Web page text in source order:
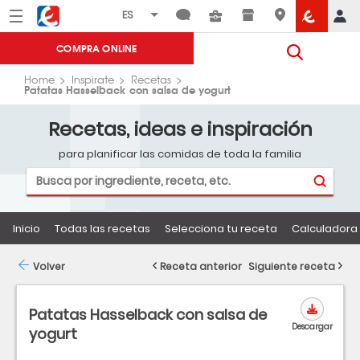
Menú Eroski
COMPRA ONLINE
Home Inspirate Recetas
Patatas Hasselback con salsa de yogurt
Recetas, ideas e inspiración
para planificar las comidas de toda la familia
Inicio Todas las recetas Selecciona tu receta
Patatas Hasselback con salsa de
yogurt
Descargar
Volver Receta anterior Siguiente receta